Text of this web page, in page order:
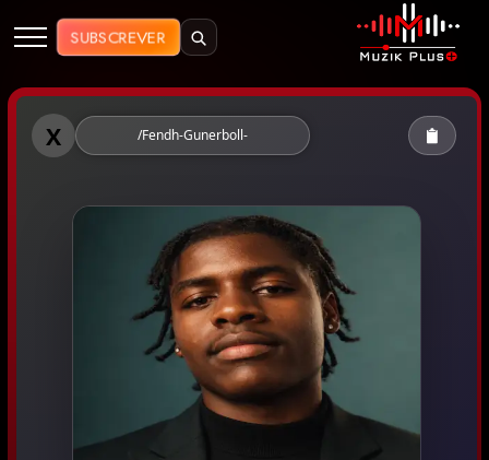
Muzik Plus AO - Streaming de
SUBSCREVER
Muzik Plus AO - Fendh Gunerboll
X /Fendh-Gunerboll-